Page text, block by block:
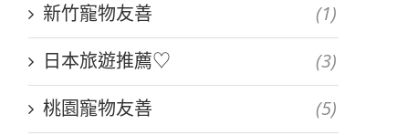
新竹寵物友善
(1)
日本旅遊推薦♡
(3)
桃園寵物友善
(5)